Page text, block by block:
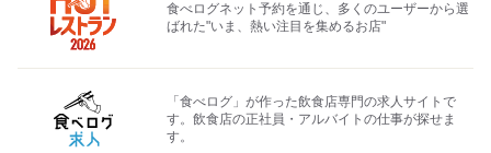
食べログネット予約を通じ、多くのユーザーから選
ばれた"いま、熱い注目を集めるお店"
「食べログ」が作った飲食店専門の求人サイトで
す。飲食店の正社員・アルバイトの仕事が探せま
す。